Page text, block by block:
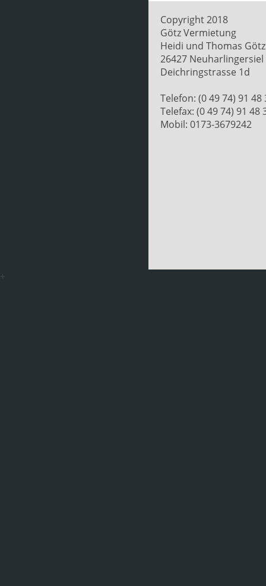
Copyright 2018
Götz Vermietung
Heidi und Thomas Götz
26427 Neuharlingersiel
Deichringstrasse 1d
Telefon: (0 49 74) 91 48
Telefax: (0 49 74) 91 48
Mobil: 0173-3679242
+